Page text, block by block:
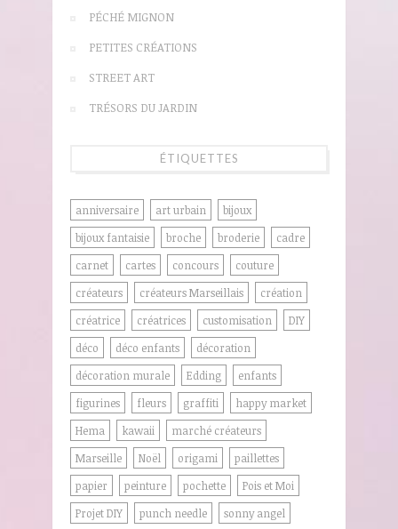
PÉCHÉ MIGNON
PETITES CRÉATIONS
STREET ART
TRÉSORS DU JARDIN
ÉTIQUETTES
anniversaire art urbain
bijoux
bijoux fantaisie
broche broderie
cadre
carnet
cartes concours
couture
créateurs
créateurs Marseillais
création
créatrice
créatrices customisation
DIY
déco
déco enfants
décoration
décoration murale
Edding
enfants
figurines
fleurs graffiti
happy market
Hema
kawaii
marché créateurs
Marseille
Noël origami
paillettes
papier
peinture pochette
Pois et Moi
Projet DIY
punch needle sonny angel